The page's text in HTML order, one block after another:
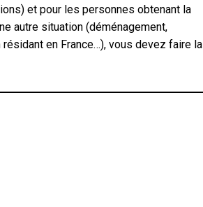
et pour les personnes obtenant la
autre situation (déménagement,
en France…), vous devez faire la